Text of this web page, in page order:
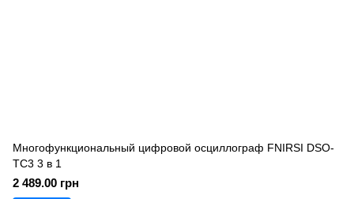
Многофункциональный цифровой осциллограф FNIRSI DSO-
TC3 3 в 1
2 489.00 грн